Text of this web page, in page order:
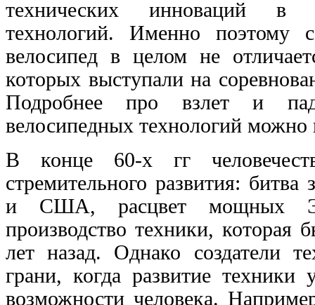
технических инноваций в
технологий. Именно поэтому
велосипед в целом не
которых выступали на
Подробнее про взлет и
велосипедных технологий можно
В конце 60-х гг
стремительного развития:
и США, расцвет мощных
производство техники,
лет назад. Однако создатели
грани, когда развитие техники
возможности человека.